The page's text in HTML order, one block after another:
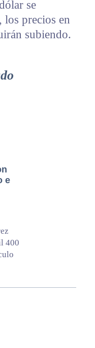
se
los precios en
subiendo.
e
400